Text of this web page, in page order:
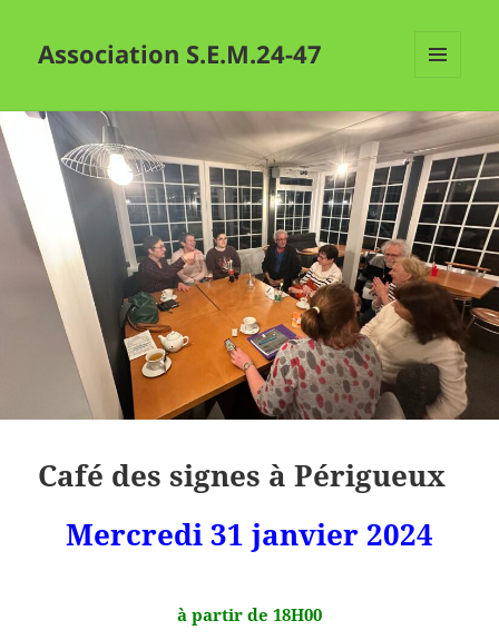
Association S.E.M.24-47
WIDGETS
Café des signes à Périgueux
Mercredi 31 janvier 2024
à partir de 18H00